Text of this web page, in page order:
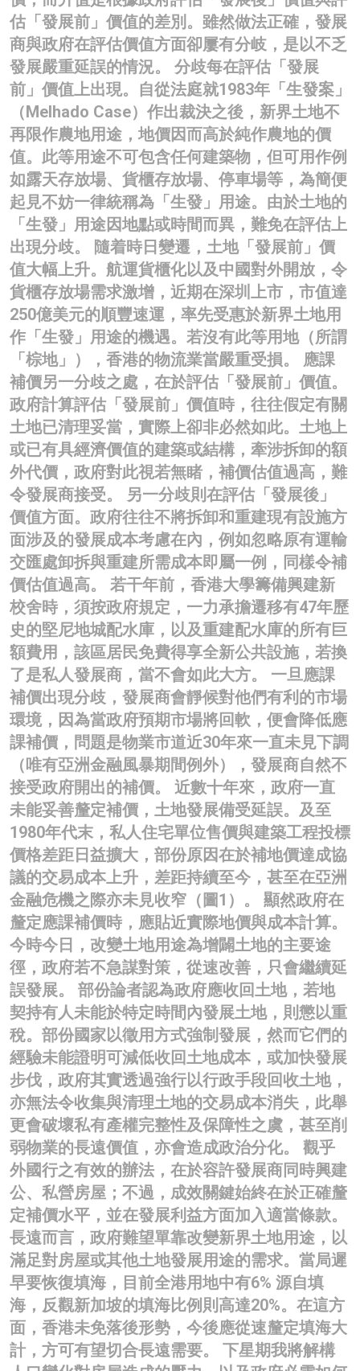
估「發展前」價值的差別。雖然做法正確，發展
商與政府在評估價值方面卻屢有分岐，是以不乏
發展嚴重延誤的情況。 分歧每在評估「發展
前」價值上出現。自從法庭就1983年「生發案」
（Melhado Case）作出裁決之後，新界土地不
再限作農地用途，地價因而高於純作農地的價
值。此等用途不可包含任何建築物，但可用作例
如露天存放場、貨櫃存放場、停車場等，為簡便
起見不妨一律統稱為「生發」用途。由於土地的
「生發」用途因地點或時間而異，難免在評估上
出現分歧。 隨着時日變遷，土地「發展前」價
值大幅上升。航運貨櫃化以及中國對外開放，令
貨櫃存放場需求激增，近期在深圳上市，市值達
250億美元的順豐速運，率先受惠於新界土地用
作「生發」用途的機遇。若沒有此等用地（所謂
「棕地」），香港的物流業當嚴重受損。 應課
補價另一分歧之處，在於評估「發展前」價值。
政府計算評估「發展前」價值時，往往假定有關
土地已清理妥當，實際上卻非必然如此。土地上
或已有具經濟價值的建築或結構，牽涉拆卸的額
外代價，政府對此視若無睹，補價估值過高，難
令發展商接受。 另一分歧則在評估「發展後」
價值方面。政府往往不將拆卸和重建現有設施方
面涉及的發展成本考慮在內，例如忽略原有運輸
交匯處卸拆與重建所需成本即屬一例，同樣令補
價估值過高。 若干年前，香港大學籌備興建新
校舍時，須按政府規定，一力承擔遷移有47年歷
史的堅尼地城配水庫，以及重建配水庫的所有巨
額費用，該區居民免費得享全新公共設施，若換
了是私人發展商，當不會如此大方。 一旦應課
補價出現分歧，發展商會靜候對他們有利的市場
環境，因為當政府預期市場將回軟，便會降低應
課補價，問題是物業市道近30年來一直未見下調
（唯有亞洲金融風暴期間例外），發展商自然不
接受政府開出的補價。 近數十年來，政府一直
未能妥善釐定補價，土地發展備受延誤。及至
1980年代末，私人住宅單位售價與建築工程投標
價格差距日益擴大，部份原因在於補地價達成協
議的交易成本上升，差距持續至今，甚至在亞洲
金融危機之際亦未見收窄（圖1）。 顯然政府在
釐定應課補價時，應貼近實際地價與成本計算。
今時今日，改變土地用途為增闢土地的主要途
徑，政府若不急謀對策，從速改善，只會繼續延
誤發展。 部份論者認為政府應收回土地，若地
契持有人未能於特定時間內發展土地，則懲以重
稅。部份國家以徵用方式強制發展，然而它們的
經驗未能證明可減低收回土地成本，或加快發展
步伐，政府其實透過強行以行政手段回收土地，
亦無法令收集與清理土地的交易成本消失，此舉
更會破壞私有產權完整性及保障性之虞，甚至削
弱物業的長遠價值，亦會造成政治分化。 觀乎
外國行之有效的辦法，在於容許發展商同時興建
公、私營房屋；不過，成效關鍵始終在於正確釐
定補價水平，並在發展利益方面加入適當條款。
長遠而言，政府難望單靠改變新界土地用途，以
滿足對房屋或其他土地發展用途的需求。當局遲
早要恢復填海，目前全港用地中有6% 源自填
海，反觀新加坡的填海比例則高達20%。在這方
面，香港未免落後形勢，今後應從速釐定填海大
計，方可有望切合長遠需要。 下星期我將解構